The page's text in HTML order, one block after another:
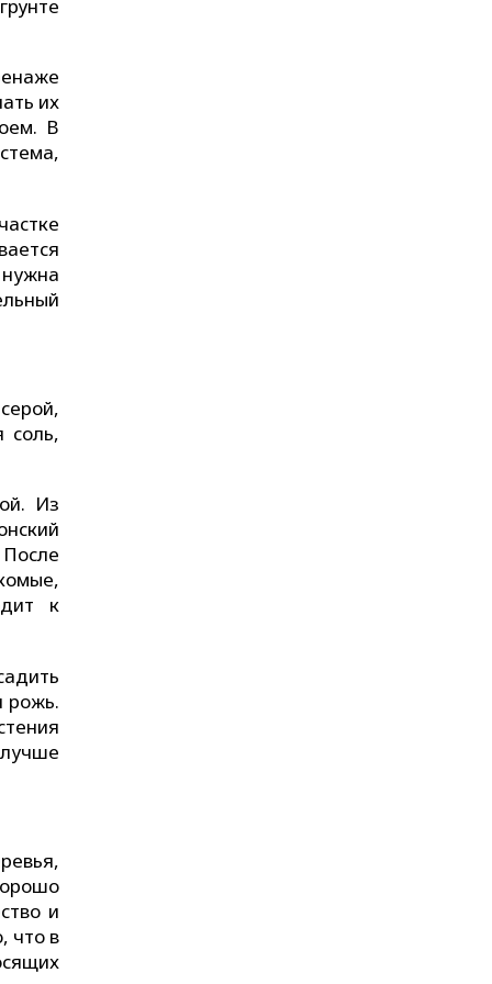
их
В
соль,
Из
к
рожь.
и
что в